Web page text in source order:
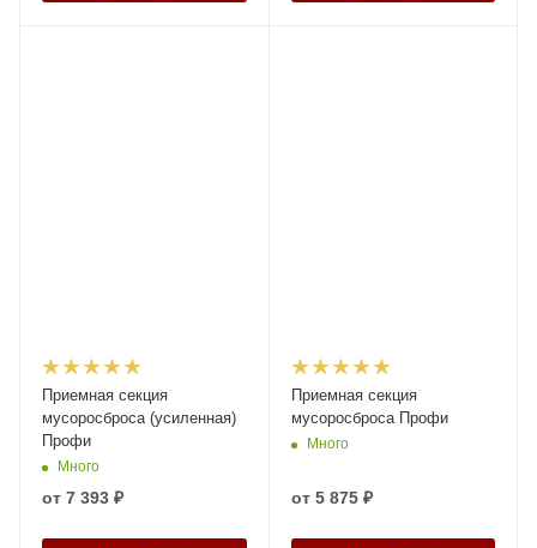
Приемная секция
мусоросброса (усиленная)
Профи
Много
от 7 393 ₽
Приемная секция
мусоросброса Профи
Много
от 5 875 ₽